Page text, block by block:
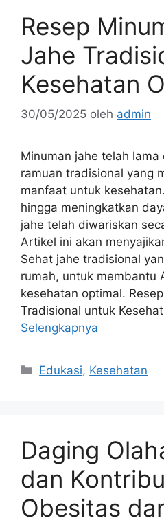
Resep
Jahe
Kesehatan
30/05/2025 oleh admin
Minuman jahe telah lama
ramuan tradisional yang
manfaat untuk
hingga meningkatkan
jahe telah diwariskan
Artikel ini akan
Sehat jahe tradisional
rumah, untuk membantu
kesehatan optimal.
Tradisional untuk
Selengkapnya
Kategori
Edukasi, Kesehatan
Daging
dan
Obesitas